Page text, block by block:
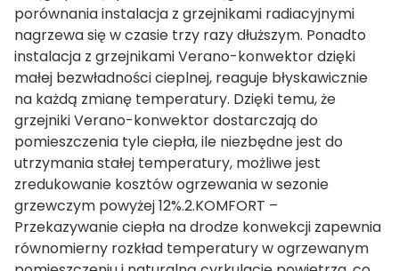
porównania instalacja z grzejnikami radiacyjnymi
nagrzewa się w czasie trzy razy dłuższym. Ponadto
instalacja z grzejnikami Verano-konwektor dzięki
małej bezwładności cieplnej, reaguje błyskawicznie
na każdą zmianę temperatury. Dzięki temu, że
grzejniki Verano-konwektor dostarczają do
pomieszczenia tyle ciepła, ile niezbędne jest do
utrzymania stałej temperatury, możliwe jest
zredukowanie kosztów ogrzewania w sezonie
grzewczym powyżej 12%.2.KOMFORT –
Przekazywanie ciepła na drodze konwekcji zapewnia
równomierny rozkład temperatury w ogrzewanym